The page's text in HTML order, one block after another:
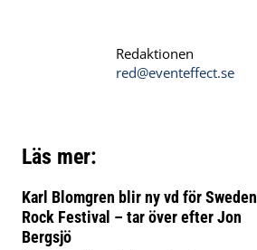
Redaktionen
red@eventeffect.se
Läs mer:
Karl Blomgren blir ny vd för Sweden
Rock Festival – tar över efter Jon
Bergsjö